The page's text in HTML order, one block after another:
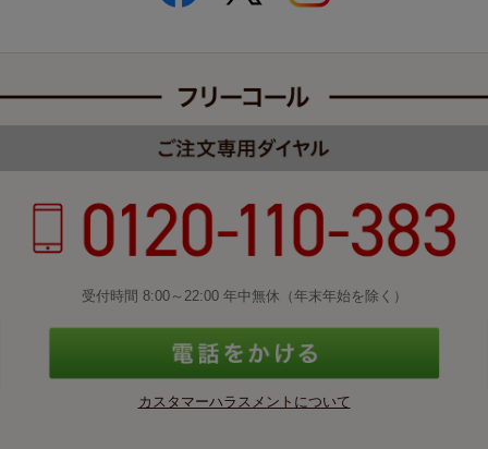
受付時間 8:00～22:00 年中無休（年末年始を除く）
カスタマーハラスメントについて